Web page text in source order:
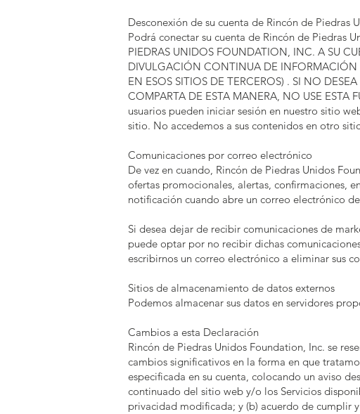
Desconexión de su cuenta de Rincón de
Podrá conectar su cuenta de Rincón de Piedras
PIEDRAS UNIDOS FOUNDATION, INC. A SU
DIVULGACIÓN CONTINUA DE INFORMACIÓN
EN ESOS SITIOS DE TERCEROS) . SI NO
COMPARTA DE ESTA MANERA, NO USE
usuarios pueden iniciar sesión en nuestro sitio
sitio. No accedemos a sus contenidos en otro
Comunicaciones por correo electrónico
De vez en cuando, Rincón de Piedras Unidos
ofertas promocionales, alertas, confirmaciones,
notificación cuando abre un correo electrónico
Si desea dejar de recibir comunicaciones de
puede optar por no recibir dichas
escribirnos un correo electrónico a eliminar sus
Sitios de almacenamiento de datos externos
Podemos almacenar sus datos en servidores
Cambios a esta Declaración
Rincón de Piedras Unidos Foundation, Inc. se
cambios significativos en la forma en que
especificada en su cuenta, colocando un aviso
continuado del sitio web y/o los Servicios
privacidad modificada; y (b) acuerdo de cumplir